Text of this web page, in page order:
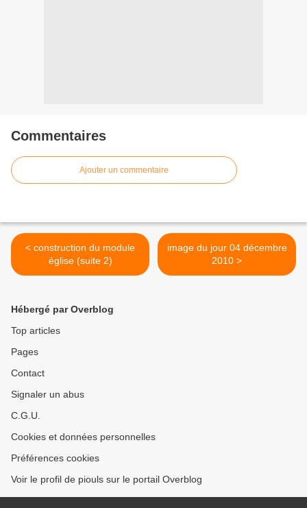
Commentaires
Ajouter un commentaire
< construction du module
église (suite 2)
image du jour 04 décembre
2010 >
Hébergé par Overblog
Top articles
Pages
Contact
Signaler un abus
C.G.U.
Cookies et données personnelles
Préférences cookies
Voir le profil de piouls sur le portail Overblog